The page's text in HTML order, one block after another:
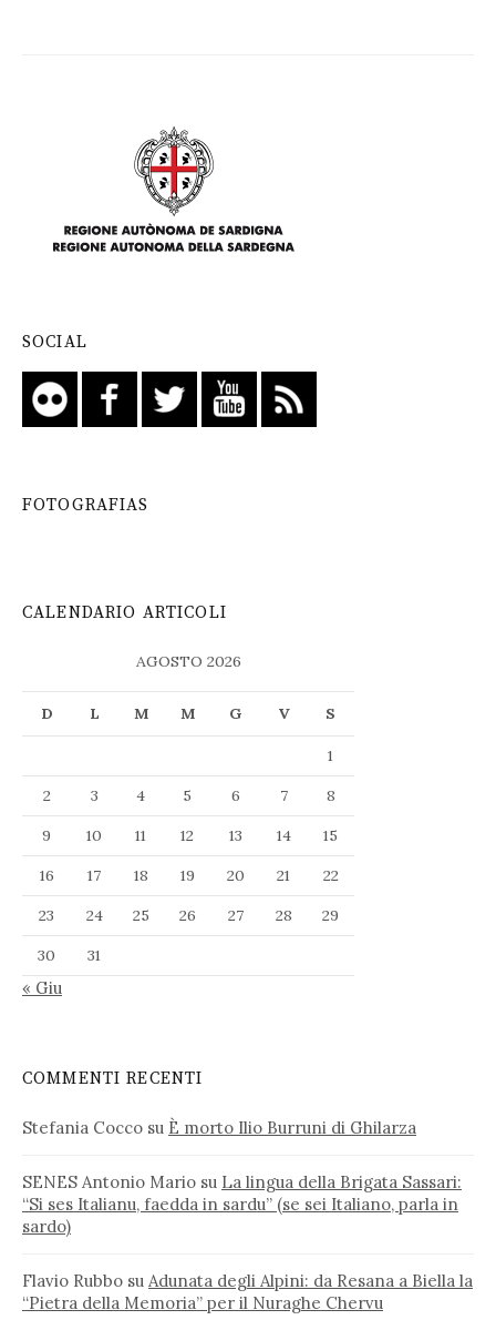
SOCIAL
FOTOGRAFIAS
CALENDARIO ARTICOLI
AGOSTO 2026
D L M M G V S
1
2
3 4 5 6 7
8
9
10 11 12 13 14
15
16
17 18 19 20 21
22
23
24 25 26 27 28
29
30
31
« Giu
COMMENTI RECENTI
Stefania Cocco su È morto Ilio Burruni di Ghilarza
SENES Antonio Mario su La lingua della Brigata Sassari:
“Si ses Italianu, faedda in sardu” (se sei Italiano, parla in
sardo)
Flavio Rubbo su Adunata degli Alpini: da Resana a Biella la
“Pietra della Memoria” per il Nuraghe Chervu